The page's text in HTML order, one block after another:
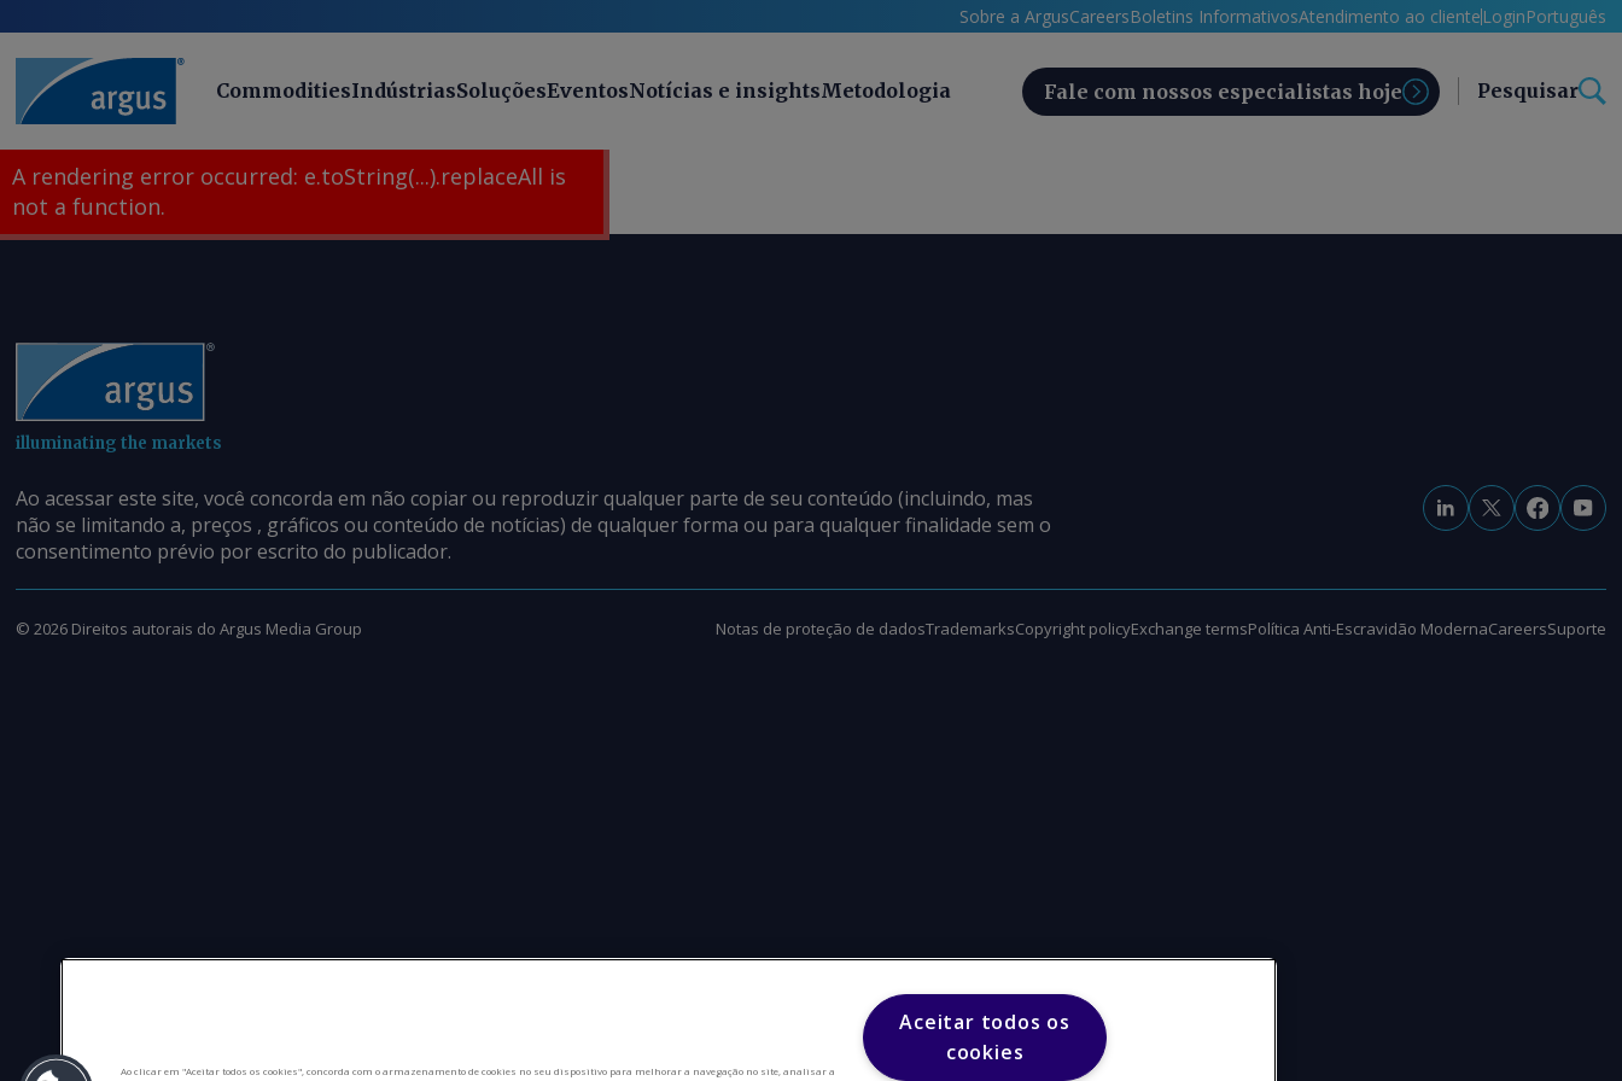
Sobre a ArgusCareersBoletins InformativosAtendimento ao cliente LoginPortuguês
CommoditiesIndústriasSoluçõesEventosNotícias e insightsMetodologia Fale com nossos especialistas hoje Pesquisar
A rendering error occurred: e.toString(...).replaceAll is
not a function.
illuminating the markets
Ao acessar este site, você concorda em não copiar ou reproduzir qualquer parte de seu conteúdo (incluindo, mas
não se limitando a, preços , gráficos ou conteúdo de notícias) de qualquer forma ou para qualquer finalidade sem o
consentimento prévio por escrito do publicador.
© 2026 Direitos autorais do Argus Media Group Notas de proteção de dadosTrademarksCopyright policyExchange termsPolítica Anti-Escravidão ModernaCareersSuporte
Ao clicar em "Aceitar todos os cookies", concorda com o armazenamento de cookies no seu dispositivo para melhorar a navegação no site, analisar a
Aceitar todos os
cookies